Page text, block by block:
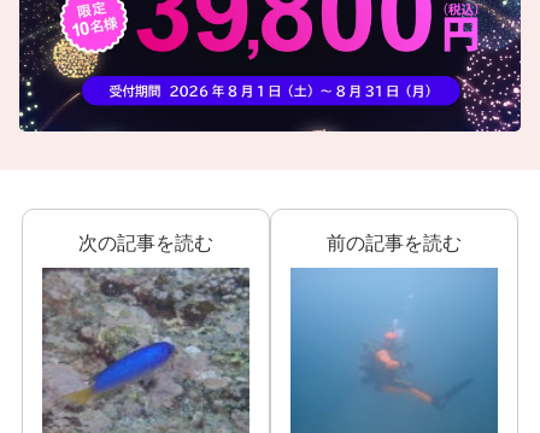
次の記事を読む 前の記事を読む